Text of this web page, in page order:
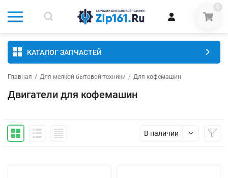
0
КАТАЛОГ ЗАПЧАСТЕЙ
Главная / Для мелкой бытовой техники / Для кофемашин
Двигатели для кофемашин
В наличии